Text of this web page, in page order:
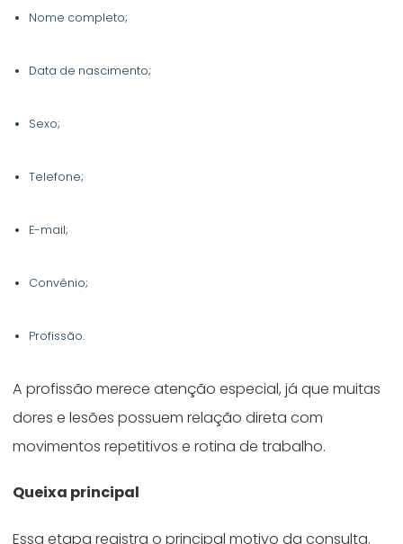
Nome completo;
Data de nascimento;
Sexo;
Telefone;
E-mail;
Convênio;
Profissão.
A profissão merece atenção especial, já que muitas
dores e lesões possuem relação direta com
movimentos repetitivos e rotina de trabalho.
Queixa principal
Essa etapa registra o principal motivo da consulta.